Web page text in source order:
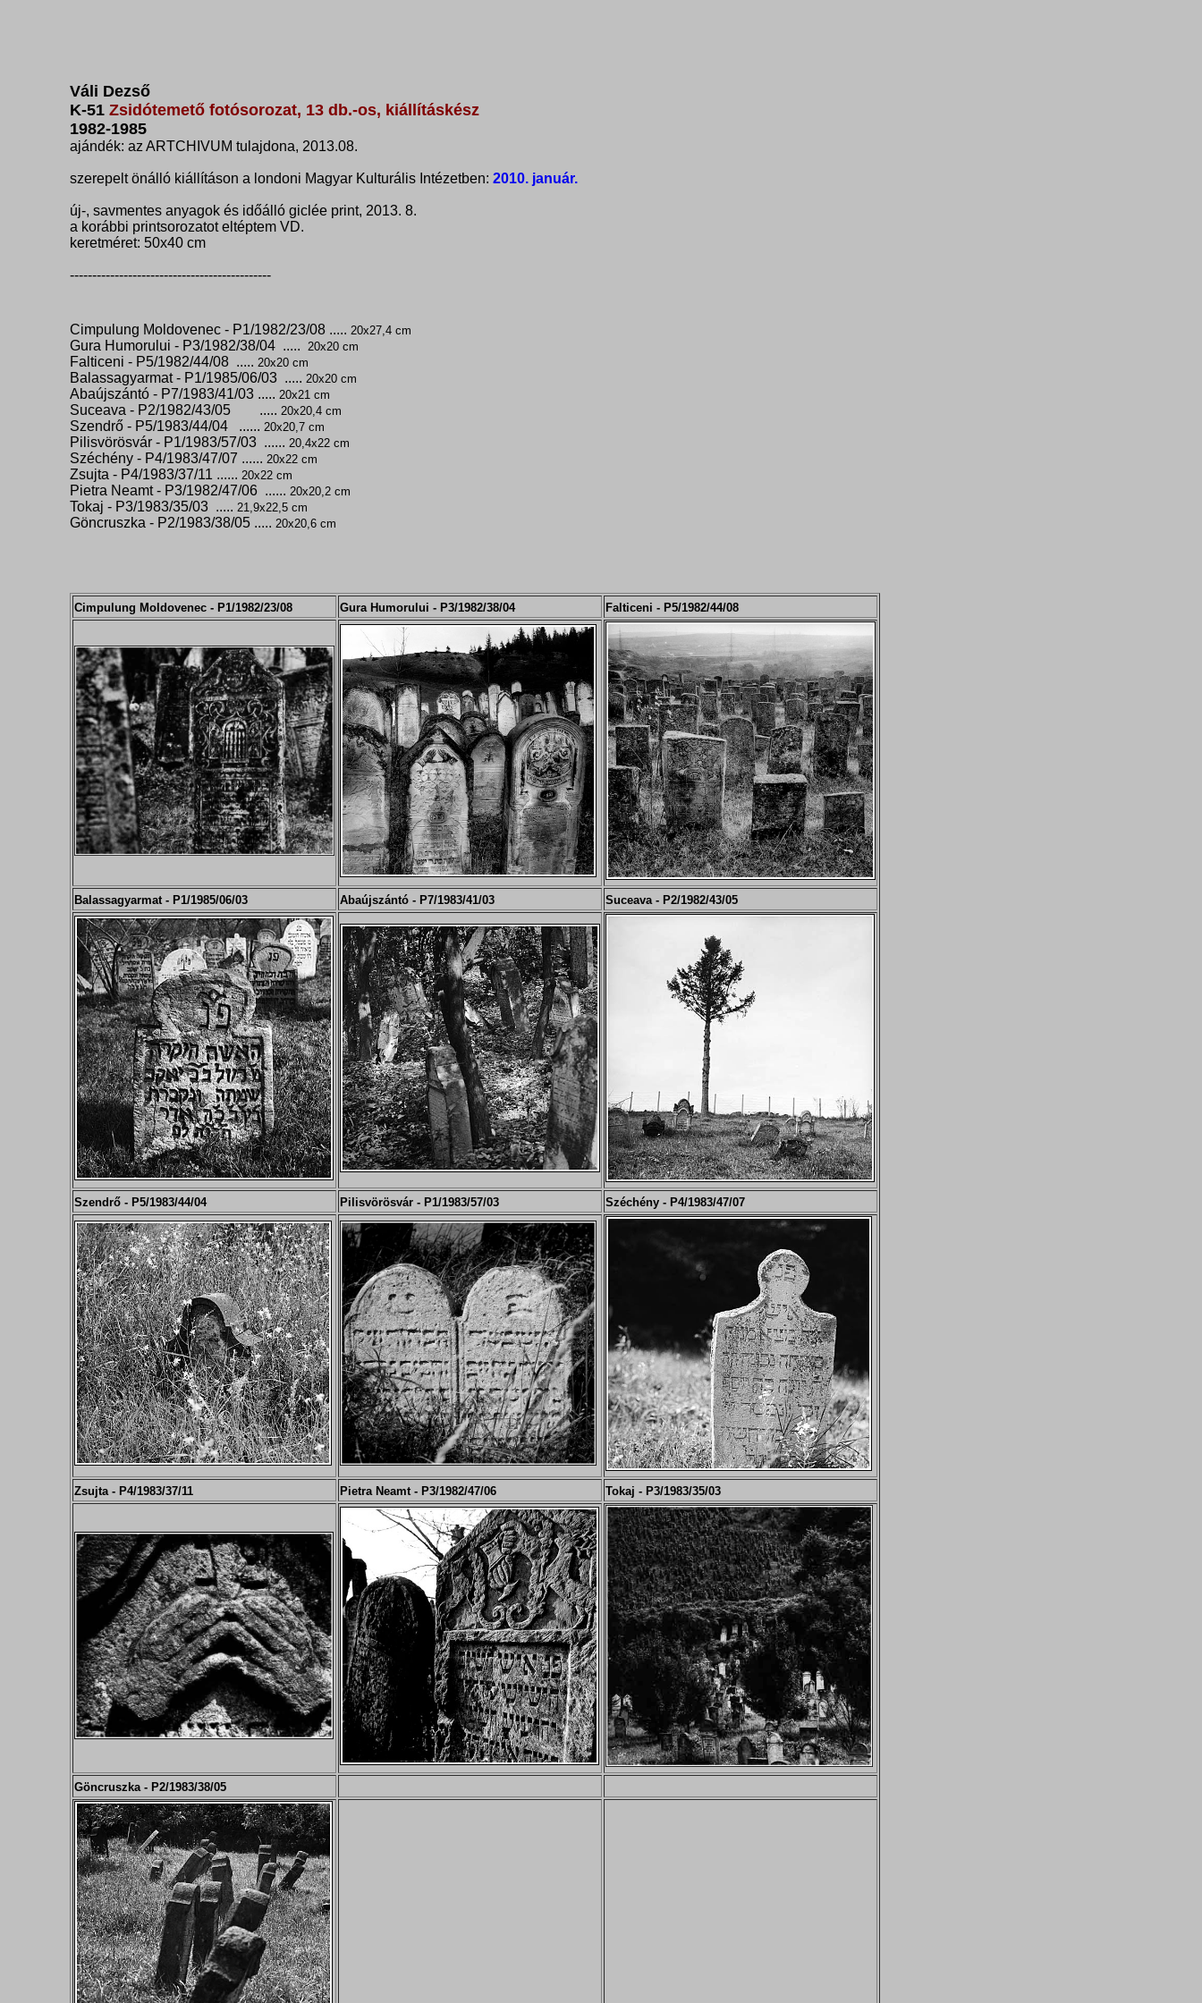
Váli Dezső
K-51 Zsidótemető fotósorozat, 13 db.-os, kiállításkész
1982-1985
ajándék: az ARTCHIVUM tulajdona, 2013.08.
szerepelt önálló kiállításon a londoni Magyar Kulturális Intézetben: 2010. január.
új-, savmentes anyagok és időálló giclée print, 2013. 8.
a korábbi printsorozatot eltéptem VD.
keretméret: 50x40 cm
---------------------------------------------
Cimpulung Moldovenec - P1/1982/23/08 ..... 20x27,4 cm
Gura Humorului - P3/1982/38/04 ..... 20x20 cm
Falticeni - P5/1982/44/08 ..... 20x20 cm
Balassagyarmat - P1/1985/06/03 ..... 20x20 cm
Abaújszántó - P7/1983/41/03 ..... 20x21 cm
Suceava - P2/1982/43/05 ..... 20x20,4 cm
Szendrő - P5/1983/44/04 ...... 20x20,7 cm
Pilisvörösvár - P1/1983/57/03 ...... 20,4x22 cm
Széchény - P4/1983/47/07 ...... 20x22 cm
Zsujta - P4/1983/37/11 ...... 20x22 cm
Pietra Neamt - P3/1982/47/06 ...... 20x20,2 cm
Tokaj - P3/1983/35/03 ..... 21,9x22,5 cm
Göncruszka - P2/1983/38/05 ..... 20x20,6 cm
Cimpulung Moldovenec - P1/1982/23/08 Gura Humorului - P3/1982/38/04 Falticeni - P5/1982/44/08
Balassagyarmat - P1/1985/06/03 Abaújszántó - P7/1983/41/03 Suceava - P2/1982/43/05
Szendrő - P5/1983/44/04 Pilisvörösvár - P1/1983/57/03 Széchény - P4/1983/47/07
Zsujta - P4/1983/37/11 Pietra Neamt - P3/1982/47/06 Tokaj - P3/1983/35/03
Göncruszka - P2/1983/38/05